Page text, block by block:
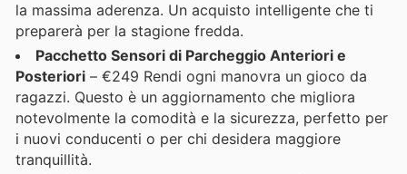
la massima aderenza. Un acquisto intelligente che ti
preparerà per la stagione fredda.
Pacchetto Sensori di Parcheggio Anteriori e
Posteriori – €249 Rendi ogni manovra un gioco da
ragazzi. Questo è un aggiornamento che migliora
notevolmente la comodità e la sicurezza, perfetto per
i nuovi conducenti o per chi desidera maggiore
tranquillità.